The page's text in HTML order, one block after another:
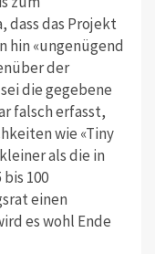
dass das Projekt
hin «ungenügend
der
die gegebene
falsch erfasst,
wie «Tiny
als die in
100
einen
es wohl Ende